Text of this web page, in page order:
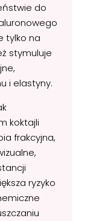
do
tylko na
stymuluje
i elastyny.
koktajli
frakcyjna,
ryzyko